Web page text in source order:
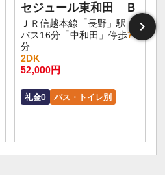
セジュール東和田 Ｂ
ＪＲ信越本線「長野」駅
バス16分「中和田」停歩7
分
2DK
52,000円
礼金0 バス・トイレ別